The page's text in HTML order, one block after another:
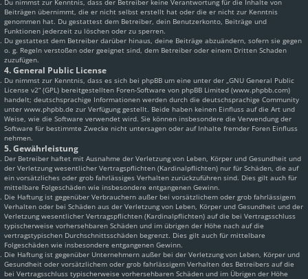
Du nimmst zur Kenntnis, dass der Betreiber keine Verantwortung für die Inhalte von
Beiträgen übernimmt, die er nicht selbst erstellt hat oder die er nicht zur Kenntnis
genommen hat. Du gestattest dem Betreiber, dein Benutzerkonto, Beiträge und
Funktionen jederzeit zu löschen oder zu sperren.
Du gestattest dem Betreiber darüber hinaus, deine Beiträge abzuändern, sofern sie gegen
o. g. Regeln verstoßen oder geeignet sind, dem Betreiber oder einem Dritten Schaden
zuzufügen.
4. General Public License
Du nimmst zur Kenntnis, dass es sich bei phpBB um eine unter der „GNU General Public
License v2“ (GPL) bereitgestellten Foren-Software von phpBB Limited (www.phpbb.com)
handelt; deutschsprachige Informationen werden durch die deutschsprachige Community
unter www.phpbb.de zur Verfügung gestellt. Beide haben keinen Einfluss auf die Art und
Weise, wie die Software verwendet wird. Sie können insbesondere die Verwendung der
Software für bestimmte Zwecke nicht untersagen oder auf Inhalte fremder Foren Einfluss
nehmen.
5. Gewährleistung
Der Betreiber haftet mit Ausnahme der Verletzung von Leben, Körper und Gesundheit und
der Verletzung wesentlicher Vertragspflichten (Kardinalpflichten) nur für Schäden, die auf
ein vorsätzliches oder grob fahrlässiges Verhalten zurückzuführen sind. Dies gilt auch für
mittelbare Folgeschäden wie insbesondere entgangenen Gewinn.
Die Haftung ist gegenüber Verbrauchern außer bei vorsätzlichem oder grob fahrlässigem
Verhalten oder bei Schäden aus der Verletzung von Leben, Körper und Gesundheit und der
Verletzung wesentlicher Vertragspflichten (Kardinalpflichten) auf die bei Vertragsschluss
typischerweise vorhersehbaren Schäden und im übrigen der Höhe nach auf die
vertragstypischen Durchschnittsschäden begrenzt. Dies gilt auch für mittelbare
Folgeschäden wie insbesondere entgangenen Gewinn.
Die Haftung ist gegenüber Unternehmern außer bei der Verletzung von Leben, Körper und
Gesundheit oder vorsätzlichem oder grob fahrlässigem Verhalten des Betreibers auf die
bei Vertragsschluss typischerweise vorhersehbaren Schäden und im Übrigen der Höhe